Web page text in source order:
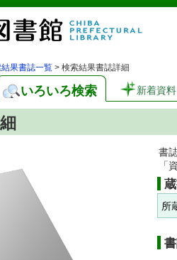
果書誌一覧 > 検索結果書誌詳細
いろいろ検索 新着資料
書
「
所